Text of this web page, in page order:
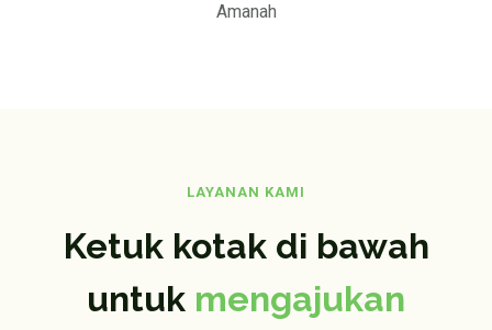
Amanah
LAYANAN KAMI
Ketuk kotak di bawah
untuk mengajukan